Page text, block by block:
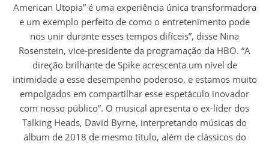
American Utopia” é uma experiência única transformadora
e um exemplo perfeito de como o entretenimento pode
nos unir durante esses tempos difíceis”, disse Nina
Rosenstein, vice-presidente da programação da HBO. “A
direção brilhante de Spike acrescenta um nível de
intimidade a esse desempenho poderoso, e estamos muito
empolgados em compartilhar esse espetáculo inovador
com nosso público”. O musical apresenta o ex-líder dos
Talking Heads, David Byrne, interpretando músicas do
álbum de 2018 de mesmo título, além de clássicos do